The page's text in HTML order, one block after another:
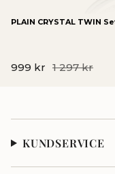
PLAIN CRYSTAL TWIN
999 kr 1 297 kr
KUNDSERVICE